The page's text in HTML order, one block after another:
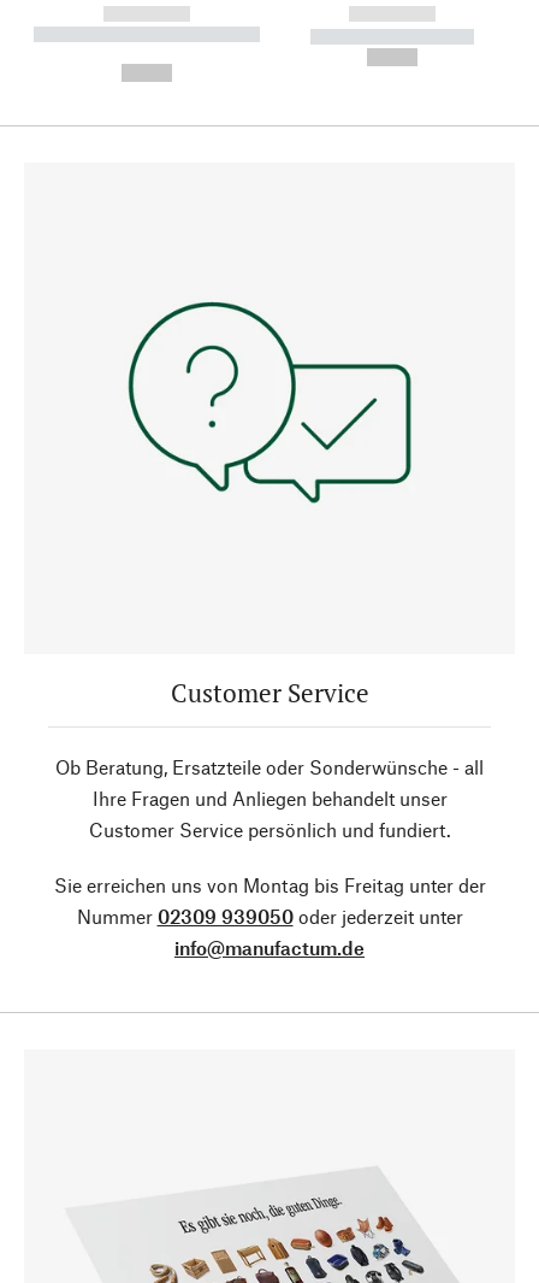
------------
----------- ----------- --------
------------
----------- -----------
Customer Service
Ob Beratung, Ersatzteile oder Sonderwünsche - all
Ihre Fragen und Anliegen behandelt unser
Customer Service persönlich und fundiert.
Sie erreichen uns von Montag bis Freitag unter der
Nummer 02309 939050oder jederzeit unter
info@manufactum.de